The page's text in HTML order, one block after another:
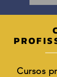
Cursos